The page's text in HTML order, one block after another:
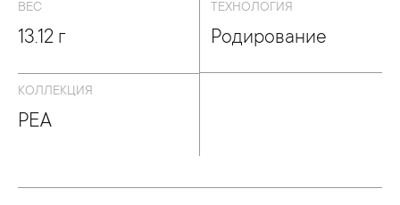
ВЕС
13.12 г
ТЕХНОЛОГИЯ
Родирование
КОЛЛЕКЦИЯ
PEA